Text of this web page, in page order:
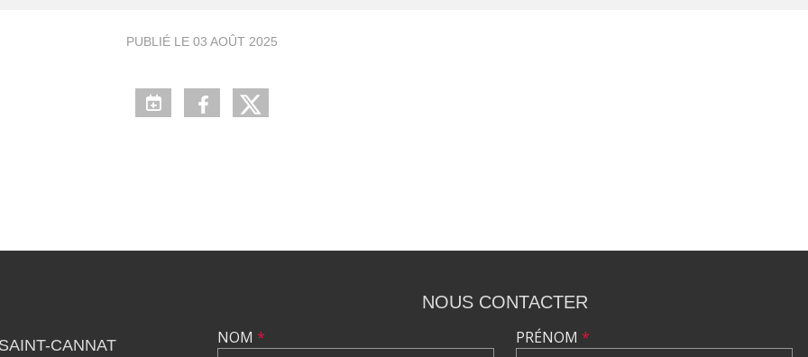
PUBLIÉ LE 03 AOÛT 2025
CANNAT
NOUS CONTACTER
NOM * PRÉNOM *